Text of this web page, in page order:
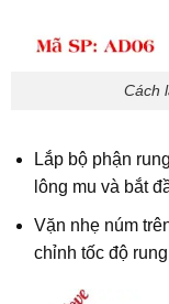
Cách
Lắp bộ phận
lông mu và bắt
Vặn nhẹ núm
chỉnh tốc độ